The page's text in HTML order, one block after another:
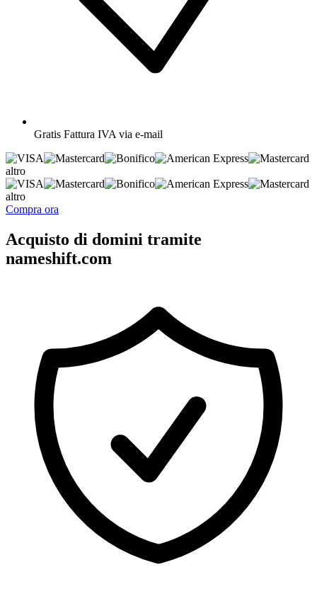
Gratis Fattura IVA via e-mail
altro
altro
Compra ora
Acquisto di domini tramite
nameshift.com